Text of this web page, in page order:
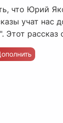
что Юрий
учат нас
Этот рассказ